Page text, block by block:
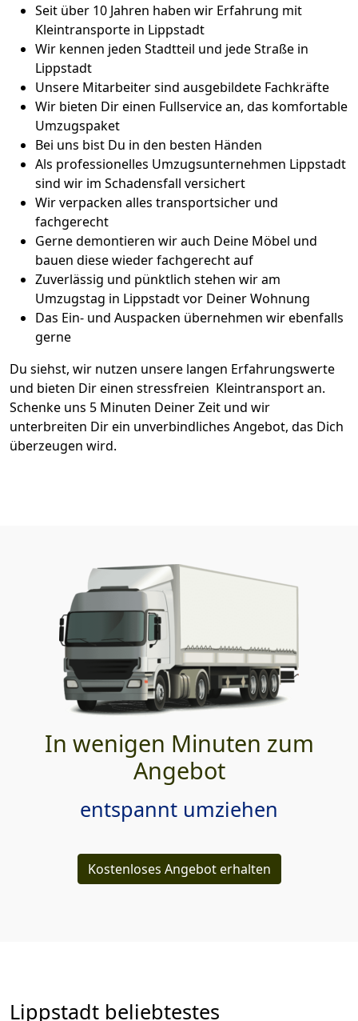
Seit über 10 Jahren haben wir Erfahrung mit
Kleintransporte in Lippstadt
Wir kennen jeden Stadtteil und jede Straße in
Lippstadt
Unsere Mitarbeiter sind ausgebildete Fachkräfte
Wir bieten Dir einen Fullservice an, das komfortable
Umzugspaket
Bei uns bist Du in den besten Händen
Als professionelles Umzugsunternehmen Lippstadt
sind wir im Schadensfall versichert
Wir verpacken alles transportsicher und
fachgerecht
Gerne demontieren wir auch Deine Möbel und
bauen diese wieder fachgerecht auf
Zuverlässig und pünktlich stehen wir am
Umzugstag in Lippstadt vor Deiner Wohnung
Das Ein- und Auspacken übernehmen wir ebenfalls
gerne
Du siehst, wir nutzen unsere langen Erfahrungswerte
und bieten Dir einen stressfreien Kleintransport an.
Schenke uns 5 Minuten Deiner Zeit und wir
unterbreiten Dir ein unverbindliches Angebot, das Dich
überzeugen wird.
In wenigen Minuten zum
Angebot
entspannt umziehen
Kostenloses Angebot erhalten
Lippstadt beliebtestes